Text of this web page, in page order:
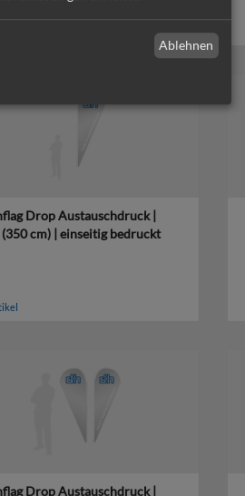
Drop Austauschdruck |
(350 cm) | einseitig bedruckt
Drop Austauschdruck |
Ablehnen